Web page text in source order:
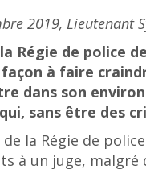
2019, Lieutenant
Régie de police
à faire
dans son
sans être des
de la Régie de
à un juge, malgré